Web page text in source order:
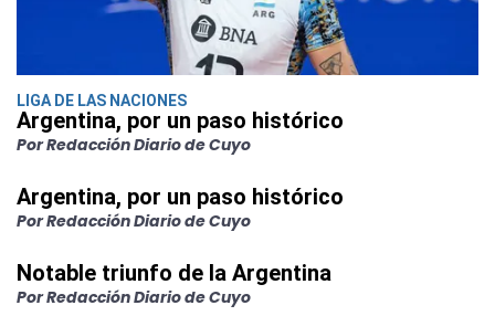
LIGA DE LAS NACIONES
Argentina, por un paso histórico
Por Redacción Diario de Cuyo
Argentina, por un paso histórico
Por Redacción Diario de Cuyo
Notable triunfo de la Argentina
Por Redacción Diario de Cuyo